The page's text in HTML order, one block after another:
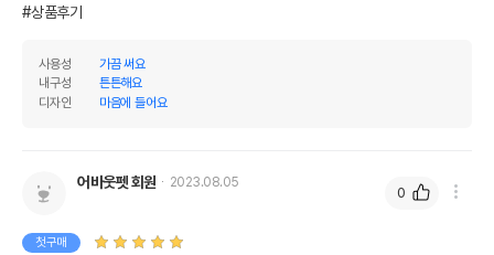
#상품후기
사용성
가끔 써요
내구성
튼튼해요
디자인
마음에 들어요
어바웃펫 회원 2023.08.05
첫구매
0